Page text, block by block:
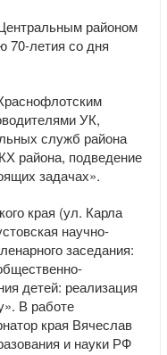
районом
70-летия со дня
УК,
служб района
района, подведение
задачах».
края (ул. Карла
научно-
заседания:
детей: реализация
В работе
края Вячеслав
и науки РФ